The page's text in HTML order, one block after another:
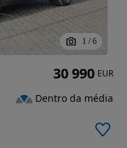
1 / 6
30 990 EUR
Dentro da média